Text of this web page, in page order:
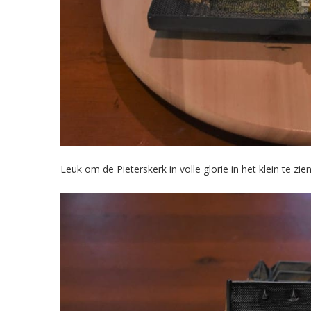
Leuk om de Pieterskerk in volle glorie in het klein te